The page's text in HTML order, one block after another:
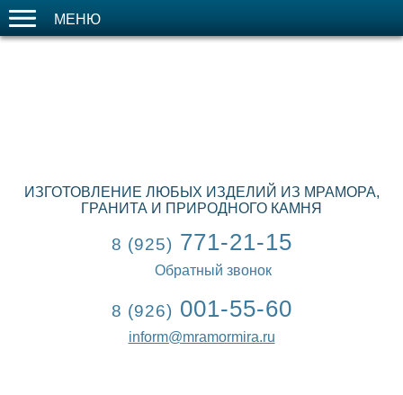
МЕНЮ
ИЗГОТОВЛЕНИЕ ЛЮБЫХ ИЗДЕЛИЙ ИЗ МРАМОРА,
ГРАНИТА И ПРИРОДНОГО КАМНЯ
8 (925) 771-21-15
Обратный звонок
8 (926) 001-55-60
inform@mramormira.ru